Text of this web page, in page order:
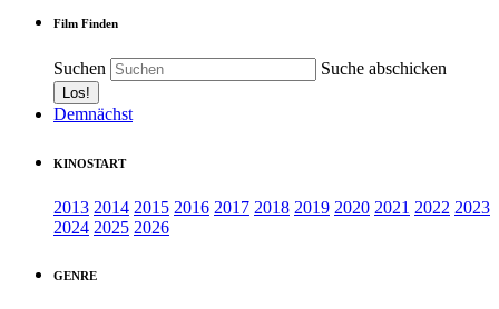
Film Finden
Suchen Suche abschicken
Demnächst
KINOSTART
2013 2014 2015 2016 2017 2018 2019 2020 2021 2022 2023
2024 2025 2026
GENRE